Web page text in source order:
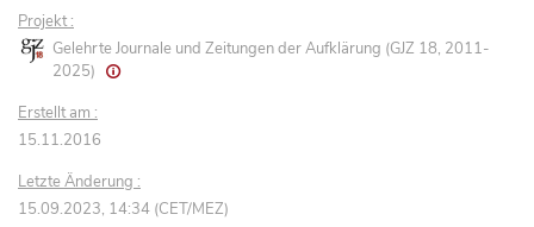
Projekt :
Gelehrte Journale und Zeitungen der Aufklärung (GJZ 18, 2011-
2025)
Erstellt am :
15.11.2016
Letzte Änderung :
15.09.2023, 14:34 (CET/MEZ)